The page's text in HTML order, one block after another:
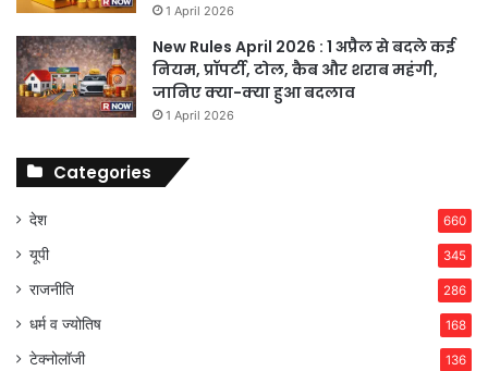
1 April 2026
New Rules April 2026 : 1 अप्रैल से बदले कई
नियम, प्रॉपर्टी, टोल, कैब और शराब महंगी,
जानिए क्या-क्या हुआ बदलाव
1 April 2026
Categories
देश 660
यूपी 345
राजनीति 286
धर्म व ज्योतिष 168
टेक्नोलॉजी 136